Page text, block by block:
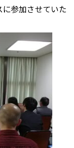
参加させていた